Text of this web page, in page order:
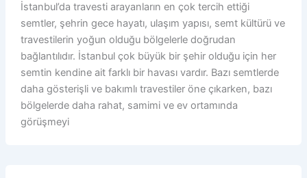
İstanbul’da travesti arayanların en çok tercih ettiği
semtler, şehrin gece hayatı, ulaşım yapısı, semt kültürü ve
travestilerin yoğun olduğu bölgelerle doğrudan
bağlantılıdır. İstanbul çok büyük bir şehir olduğu için her
semtin kendine ait farklı bir havası vardır. Bazı semtlerde
daha gösterişli ve bakımlı travestiler öne çıkarken, bazı
bölgelerde daha rahat, samimi ve ev ortamında
görüşmeyi